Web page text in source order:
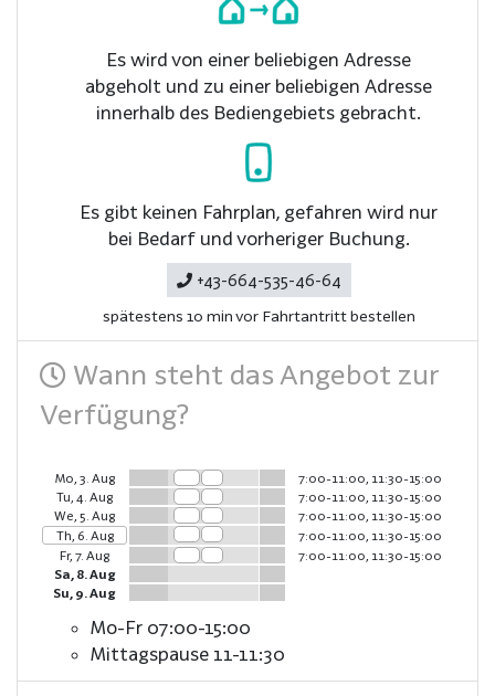
Es wird von einer beliebigen Adresse
abgeholt und zu einer beliebigen Adresse
innerhalb des Bediengebiets gebracht.
Es gibt keinen Fahrplan, gefahren wird nur
bei Bedarf und vorheriger Buchung.
+43-664-535-46-64
spätestens 10 min vor Fahrtantritt bestellen
Wann steht das Angebot zur
Verfügung?
Mo, 3. Aug
7:00-11:00, 11:30-15:00
Tu, 4. Aug
7:00-11:00, 11:30-15:00
We, 5. Aug
7:00-11:00, 11:30-15:00
Th, 6. Aug
7:00-11:00, 11:30-15:00
Fr, 7. Aug
7:00-11:00, 11:30-15:00
Sa, 8. Aug
Su, 9. Aug
Mo-Fr 07:00-15:00
Mittagspause 11-11:30